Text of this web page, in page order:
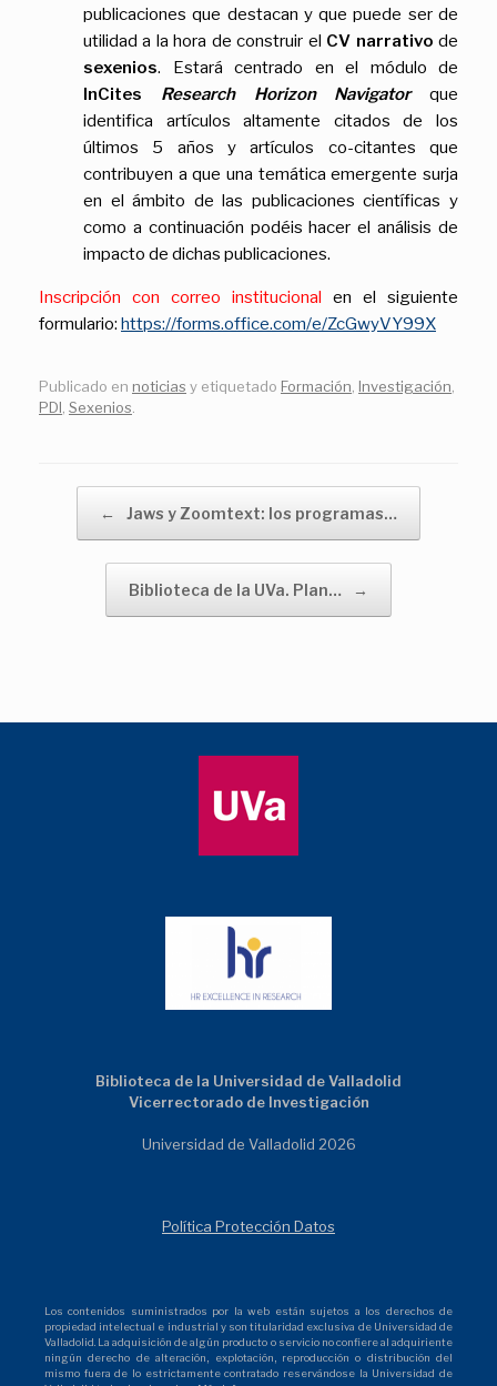
publicaciones que destacan y que puede ser de
utilidad a la hora de construir el CV narrativo de
sexenios. Estará centrado en el módulo de
InCites Research Horizon Navigatorque
identifica artículos altamente citados de los
últimos 5 años y artículos co-citantes que
contribuyen a que una temática emergente surja
en el ámbito de las publicaciones científicas y
como a continuación podéis hacer el análisis de
impacto de dichas publicaciones.
Inscripción con correo institucional en el siguiente
formulario: https://forms.office.com/e/ZcGwyVY99X
Publicado en noticias y etiquetado Formación Investigación
PDI Sexenios
← Jaws y Zoomtext: los programas…
Biblioteca de la UVa. Plan… →
Biblioteca de la Universidad de Valladolid
Vicerrectorado de Investigación
Universidad de Valladolid 2026
Política Protección Datos
Los contenidos suministrados por la web están sujetos a los derechos de
propiedad intelectual e industrial y son titularidad exclusiva de Universidad de
Valladolid. La adquisición de algún producto o servicio no confiere al adquiriente
ningún derecho de alteración, explotación, reproducción o distribución del
mismo fuera de lo estrictamente contratado reservándose la Universidad de